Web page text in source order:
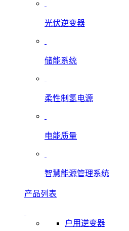
光伏逆变器
储能系统
柔性制氢电源
电能质量
智慧能源管理系统
产品列表
户用逆变器